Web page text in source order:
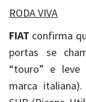
RODA VIVA
FIAT confirma
portas se
“touro” e leve
marca